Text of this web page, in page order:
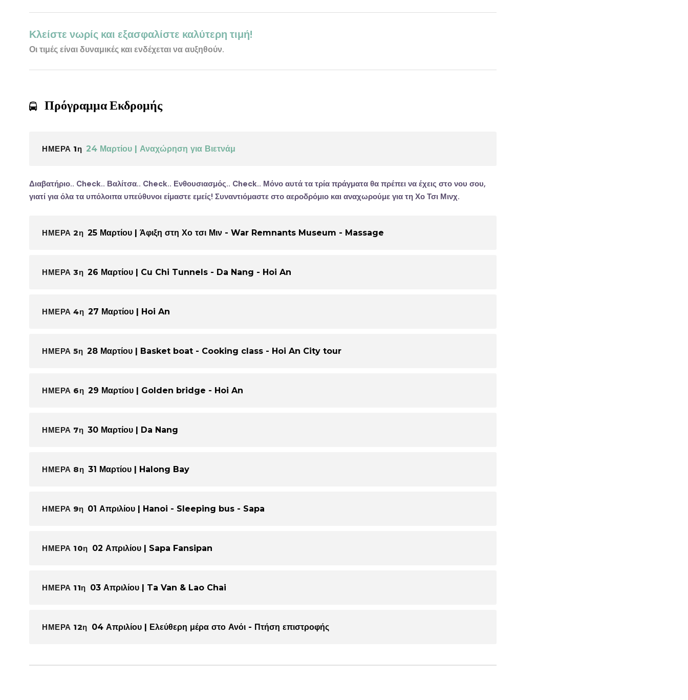
Κλείστε νωρίς και εξασφαλίστε καλύτερη τιμή!
Οι τιμές είναι δυναμικές και ενδέχεται να αυξηθούν.
Πρόγραμμα Εκδρομής
ΗΜΕΡΑ 1η 24 Μαρτίου | Αναχώρηση για Βιετνάμ
Διαβατήριο.. Check.. Βαλίτσα.. Check.. Ενθουσιασμός.. Check.. Μόνο αυτά τα τρία πράγματα θα πρέπει να έχεις στο νου σου,
γιατί για όλα τα υπόλοιπα υπεύθυνοι είμαστε εμείς! Συναντιόμαστε στο αεροδρόμιο και αναχωρούμε για τη Χο Τσι Μινχ.
ΗΜΕΡΑ 2η 25 Μαρτίου | Άφιξη στη Χο τσι Μιν - War Remnants Museum - Massage
ΗΜΕΡΑ 3η 26 Μαρτίου | Cu Chi Tunnels - Da Nang - Hoi An
ΗΜΕΡΑ 4η 27 Μαρτίου | Hoi An
ΗΜΕΡΑ 5η 28 Μαρτίου | Basket boat - Cooking class - Hoi An City tour
ΗΜΕΡΑ 6η 29 Μαρτίου | Golden bridge - Hoi An
ΗΜΕΡΑ 7η 30 Μαρτίου | Da Nang
ΗΜΕΡΑ 8η 31 Μαρτίου | Halong Bay
ΗΜΕΡΑ 9η 01 Απριλίου | Hanoi - Sleeping bus - Sapa
ΗΜΕΡΑ 10η 02 Απριλίου | Sapa Fansipan
ΗΜΕΡΑ 11η 03 Απριλίου | Ta Van & Lao Chai
ΗΜΕΡΑ 12η 04 Απριλίου | Ελεύθερη μέρα στο Ανόι - Πτήση επιστροφής